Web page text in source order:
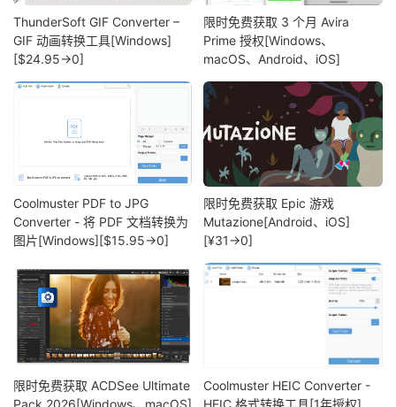
ThunderSoft GIF Converter –
GIF 动画转换工具[Windows]
[$24.95→0]
限时免费获取 3 个月 Avira
Prime 授权[Windows、
macOS、Android、iOS]
Coolmuster PDF to JPG
Converter - 将 PDF 文档转换为
图片[Windows][$15.95→0]
限时免费获取 Epic 游戏
Mutazione[Android、iOS]
[¥31→0]
限时免费获取 ACDSee Ultimate
Pack 2026[Windows、macOS]
Coolmuster HEIC Converter -
HEIC 格式转换工具[1年授权]